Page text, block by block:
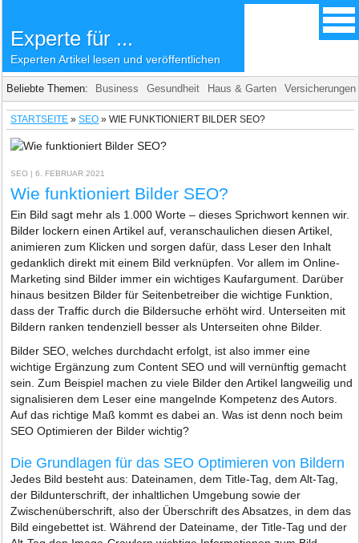
Experte für ...
Experten Artikel lesen und veröffentlichen
Beliebte Themen: Business Gesundheit Haus & Garten Versicherungen
STARTSEITE »SEO »WIE FUNKTIONIERT BILDER SEO?
SEO | 6. FEBRUAR 2021
Wie funktioniert Bilder SEO?
Ein Bild sagt mehr als 1.000 Worte – dieses Sprichwort kennen wir.
Bilder lockern einen Artikel auf, veranschaulichen diesen Artikel,
animieren zum Klicken und sorgen dafür, dass Leser den Inhalt
gedanklich direkt mit einem Bild verknüpfen. Vor allem im Online-
Marketing sind Bilder immer ein wichtiges Kaufargument. Darüber
hinaus besitzen Bilder für Seitenbetreiber die wichtige Funktion,
dass der Traffic durch die Bildersuche erhöht wird. Unterseiten mit
Bildern ranken tendenziell besser als Unterseiten ohne Bilder.
Bilder SEO, welches durchdacht erfolgt, ist also immer eine
wichtige Ergänzung zum Content SEO und will vernünftig gemacht
sein. Zum Beispiel machen zu viele Bilder den Artikel langweilig und
signalisieren dem Leser eine mangelnde Kompetenz des Autors.
Auf das richtige Maß kommt es dabei an. Was ist denn noch beim
SEO Optimieren der Bilder wichtig?
Die Grundlagen für das SEO Optimieren von Bildern
Jedes Bild besteht aus: Dateinamen, dem Title-Tag, dem Alt-Tag,
der Bildunterschrift, der inhaltlichen Umgebung sowie der
Zwischenüberschrift, also der Überschrift des Absatzes, in dem das
Bild eingebettet ist. Während der Dateiname, der Title-Tag und der